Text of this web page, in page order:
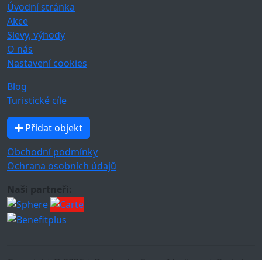
Úvodní stránka
Akce
Slevy, výhody
O nás
Nastavení cookies
Blog
Turistické cíle
Přidat objekt
Obchodní podmínky
Ochrana osobních údajů
Naši partneři: